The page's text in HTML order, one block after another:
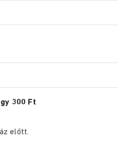
300 Ft
előtt.